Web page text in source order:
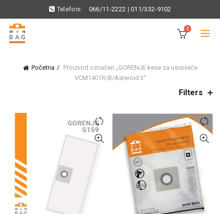
Telefoni: 066/11-2222 |011/332-9102
0
Početna
Proizvod označen „GORENJE kese za usisivače
VCM1401R/B/Asteroid II“
Filters